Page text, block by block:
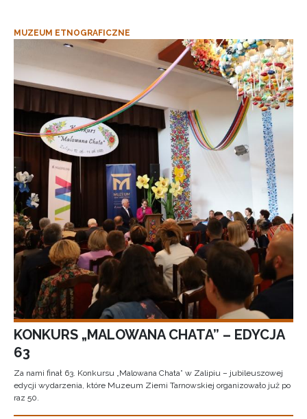
MUZEUM ETNOGRAFICZNE
KONKURS „MALOWANA CHATA” – EDYCJA
63
Za nami finał 63. Konkursu „Malowana Chata” w Zalipiu – jubileuszowej
edycji wydarzenia, które Muzeum Ziemi Tarnowskiej organizowało już po
raz 50.